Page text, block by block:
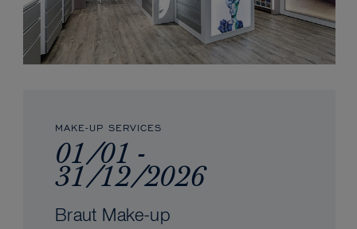
MAKE-UP SERVICES
01/01 -
31/12/2026
Braut Make-up